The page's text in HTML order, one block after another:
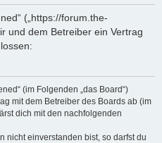
(„https://forum.the-
und dem Betreiber ein Vertrag
(im Folgenden „das Board“)
mit dem Betreiber des Boards ab (im
dich mit den nachfolgenden
nicht einverstanden bist, so darfst du